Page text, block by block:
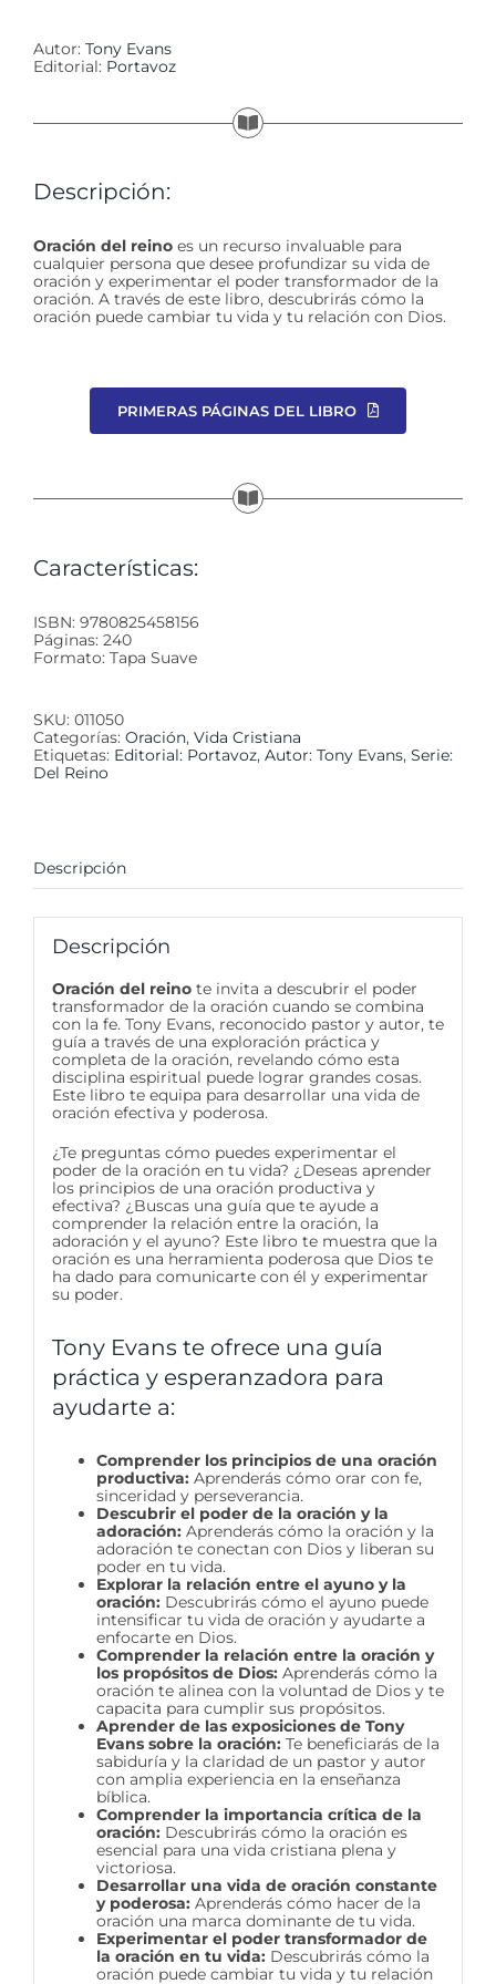
Autor: Tony Evans
Editorial: Portavoz
Descripción:
Oración del reino es un recurso invaluable para
cualquier persona que desee profundizar su vida de
oración y experimentar el poder transformador de la
oración. A través de este libro, descubrirás cómo la
oración puede cambiar tu vida y tu relación con Dios.
PRIMERAS PÁGINAS DEL LIBRO
Características:
ISBN: 9780825458156
Páginas: 240
Formato: Tapa Suave
SKU: 011050
Categorías: Oración, Vida Cristiana
Etiquetas: Editorial: Portavoz, Autor: Tony Evans, Serie:
Del Reino
Descripción
Descripción
Oración del reinote invita a descubrir el poder
transformador de la oración cuando se combina
con la fe. Tony Evans, reconocido pastor y autor, te
guía a través de una exploración práctica y
completa de la oración, revelando cómo esta
disciplina espiritual puede lograr grandes cosas.
Este libro te equipa para desarrollar una vida de
oración efectiva y poderosa.
¿Te preguntas cómo puedes experimentar el
poder de la oración en tu vida? ¿Deseas aprender
los principios de una oración productiva y
efectiva? ¿Buscas una guía que te ayude a
comprender la relación entre la oración, la
adoración y el ayuno? Este libro te muestra que la
oración es una herramienta poderosa que Dios te
ha dado para comunicarte con él y experimentar
su poder.
Tony Evans te ofrece una guía
práctica y esperanzadora para
ayudarte a:
Comprender los principios de una oración
productiva:Aprenderás cómo orar con fe,
sinceridad y perseverancia.
Descubrir el poder de la oración y la
adoración:Aprenderás cómo la oración y la
adoración te conectan con Dios y liberan su
poder en tu vida.
Explorar la relación entre el ayuno y la
oración:Descubrirás cómo el ayuno puede
intensificar tu vida de oración y ayudarte a
enfocarte en Dios.
Comprender la relación entre la oración y
los propósitos de Dios:Aprenderás cómo la
oración te alinea con la voluntad de Dios y te
capacita para cumplir sus propósitos.
Aprender de las exposiciones de Tony
Evans sobre la oración:Te beneficiarás de la
sabiduría y la claridad de un pastor y autor
con amplia experiencia en la enseñanza
bíblica.
Comprender la importancia crítica de la
oración:Descubrirás cómo la oración es
esencial para una vida cristiana plena y
victoriosa.
Desarrollar una vida de oración constante
y poderosa:Aprenderás cómo hacer de la
oración una marca dominante de tu vida.
Experimentar el poder transformador de
la oración en tu vida:Descubrirás cómo la
oración puede cambiar tu vida y tu relación